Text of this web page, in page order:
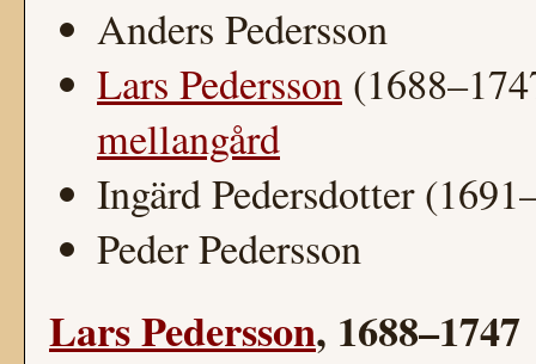
Anders Pedersson
Lars Pedersson
mellangård
Ingärd Pedersdotter
Peder Pedersson
Lars Pedersson, 1688–1747